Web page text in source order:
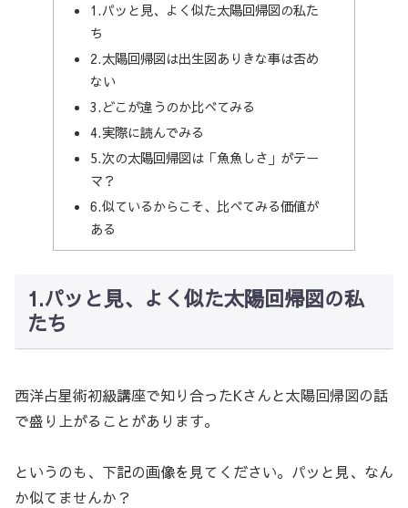
1.パッと見、よく似た太陽回帰図の私た
ち
2.太陽回帰図は出生図ありきな事は否め
ない
3.どこが違うのか比べてみる
4.実際に読んでみる
5.次の太陽回帰図は「魚魚しさ」がテー
マ？
6.似ているからこそ、比べてみる価値が
ある
1.パッと見、よく似た太陽回帰図の私
たち
西洋占星術初級講座で知り合ったKさんと太陽回帰図の話
で盛り上がることがあります。
というのも、下記の画像を見てください。パッと見、なん
か似てませんか？